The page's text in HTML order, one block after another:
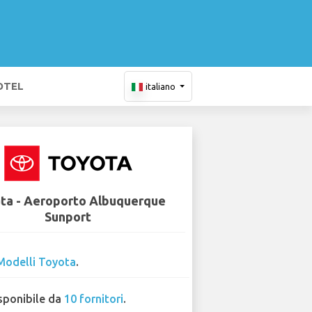
italiano
- Aeroporto Albuquerque
Sunport
Toyota.
da 10 fornitori.